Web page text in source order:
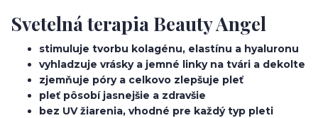
Svetelná terapia Beauty Angel
stimuluje tvorbu kolagénu, elastínu a hyaluronu
vyhladzuje vrásky a jemné linky na tvári a dekolte
zjemňuje póry a celkovo zlepšuje pleť
pleť pôsobí jasnejšie a zdravšie
bez UV žiarenia, vhodné pre každý typ pleti